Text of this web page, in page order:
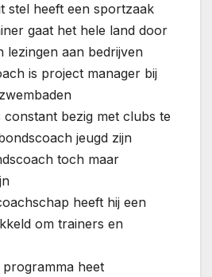
stel heeft een sportzaak
gaat het hele land door
lezingen aan bedrijven
is project manager bij
bezig met clubs te
jeugd zijn
toch maar
heeft hij een
om trainers en
heet